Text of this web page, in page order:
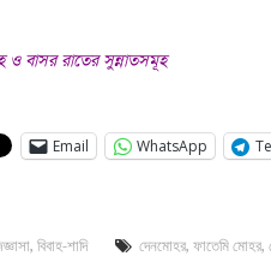
ও বাসর রাতের সুন্নাতসমূহ
Email WhatsApp
,বিবাহ-শাদি দেনমোহর,ফাতেমি মোহর,